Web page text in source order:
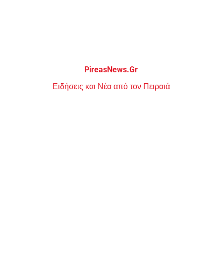
PireasNews.Gr
Ειδήσεις και Νέα από τον Πειραιά